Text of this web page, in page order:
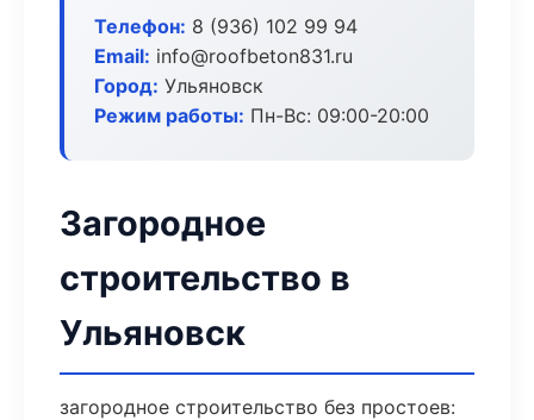
Телефон: 8 (936) 102 99 94
Email: info@roofbeton831.ru
Город: Ульяновск
Режим работы: Пн-Вс: 09:00-20:00
Загородное
строительство в
Ульяновск
загородное строительство без простоев: